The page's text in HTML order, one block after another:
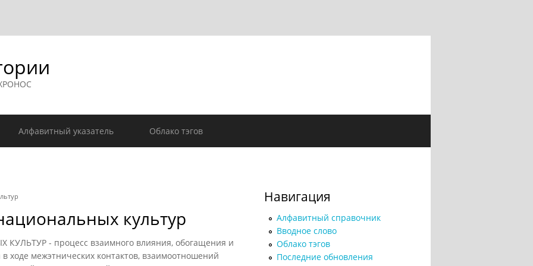
Алфавитный указатель Облако тэгов
культур
- процесс взаимного влияния, обогащения и
ходе межэтнических контактов, взаимоотношений
Навигация
Алфавитный справочник
Вводное слово
Облако тэгов
Последние обновления